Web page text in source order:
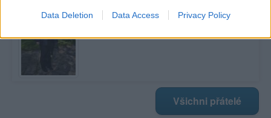
Data Deletion Data Access Privacy Policy
Kamarádka:marbella002
Všichni přátelé